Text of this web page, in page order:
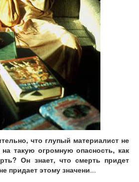
что глупый материалист не
такую огромную опасность, как
Он знает, что смерть придет
придает этому значени...